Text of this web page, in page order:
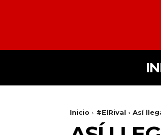
Inicio #ElRival Así